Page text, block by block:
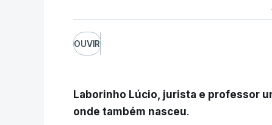
OUVIR
Laborinho Lúcio, jurista e professor
onde também nasceu.